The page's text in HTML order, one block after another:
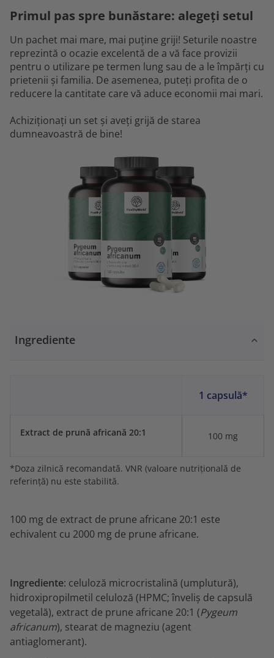
Primul pas spre bunăstare: alegeți setul
Un pachet mai mare, mai puține griji! Seturile noastre
reprezintă o ocazie excelentă de a vă face provizii
pentru o utilizare pe termen lung sau de a le împărți cu
prietenii și familia. De asemenea, puteți profita de o
reducere la cantitate care vă aduce economii mai mari.
Achiziționați un set și aveți grijă de starea
dumneavoastră de bine!
Ingrediente
1 capsulă*
Extract de prună africană 20:1 100 mg
*Doza zilnică recomandată. VNR (valoare nutrițională de
referință) nu este stabilită.
100 mg de extract de prune africane 20:1 este
echivalent cu 2000 mg de prune africane.
Ingrediente: celuloză microcristalină (umplutură),
hidroxipropilmetil celuloză (HPMC; înveliș de capsulă
vegetală), extract de prune africane 20:1 (Pygeum
africanum), stearat de magneziu (agent
antiaglomerant).